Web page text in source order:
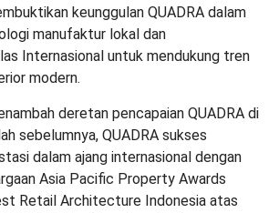
keunggulan QUADRA dalam
manufaktur lokal dan
Internasional untuk mendukung tren
modern.
deretan pencapaian QUADRA di
sebelumnya, QUADRA sukses
dalam ajang internasional dengan
Asia Pacific Property Awards
Retail Architecture Indonesia atas